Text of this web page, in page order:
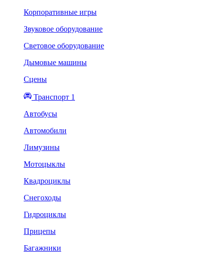
Корпоративные игры
Звуковое оборудование
Световое оборудование
Дымовые машины
Сцены
Транспорт 1
Автобусы
Автомобили
Лимузины
Мотоцыклы
Квадроциклы
Снегоходы
Гидроциклы
Прицепы
Багажники